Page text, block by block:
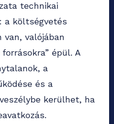
technikai
a költségvetés
van, valójában
épül. A
a
és a
kerülhet, ha